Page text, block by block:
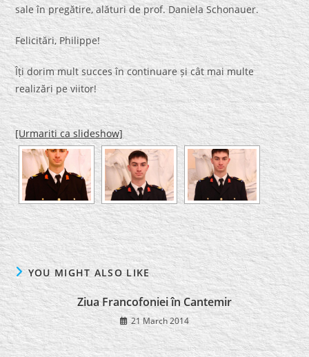
sale în pregătire, alături de prof. Daniela Schonauer.
Felicitări, Philippe!
Îți dorim mult succes în continuare și cât mai multe
realizări pe viitor!
[Urmariti ca slideshow]
YOU MIGHT ALSO LIKE
Ziua Francofoniei în Cantemir
21 March 2014